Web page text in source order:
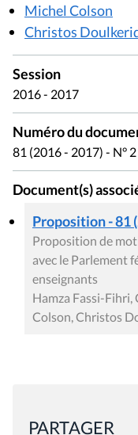
Michel Colson
Christos
Session
2016 - 2017
Numéro du
81 (2016 - 2017) - N° 2
Document(s)
Proposition - 81
Proposition de
avec le Parlement
enseignants
Hamza Fassi-
Colson, Christos
PARTAGER